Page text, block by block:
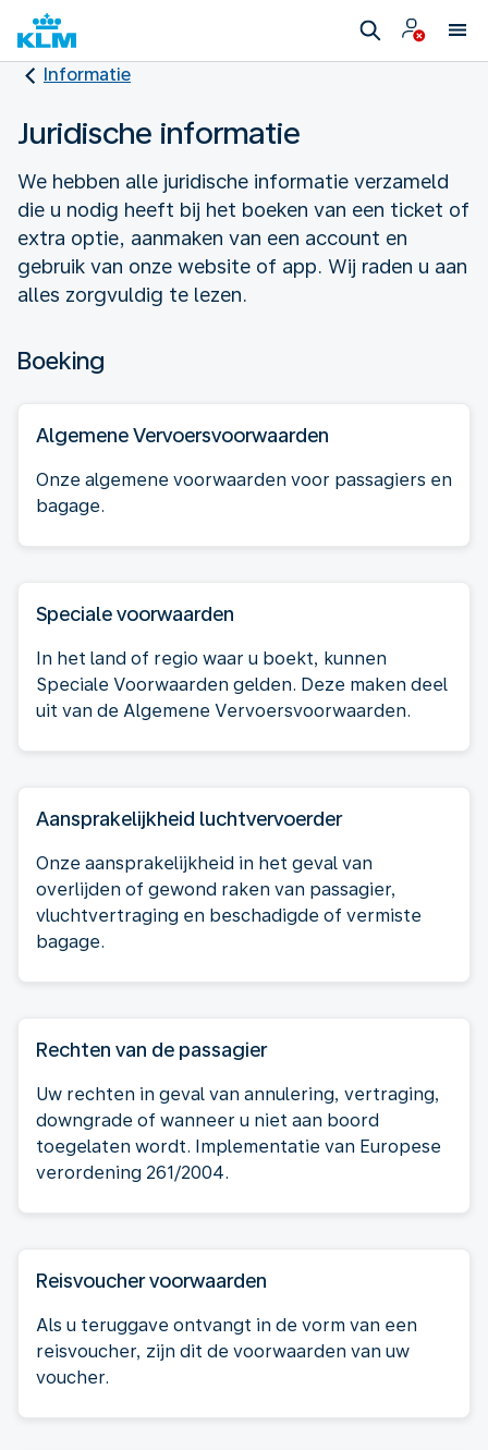
Informatie
Juridische informatie
We hebben alle juridische informatie verzameld
die u nodig heeft bij het boeken van een ticket of
extra optie, aanmaken van een account en
gebruik van onze website of app. Wij raden u aan
alles zorgvuldig te lezen.
Boeking
Algemene Vervoersvoorwaarden
Onze algemene voorwaarden voor passagiers en
bagage.
Speciale voorwaarden
In het land of regio waar u boekt, kunnen
Speciale Voorwaarden gelden. Deze maken deel
uit van de Algemene Vervoersvoorwaarden.
Aansprakelijkheid luchtvervoerder
Onze aansprakelijkheid in het geval van
overlijden of gewond raken van passagier,
vluchtvertraging en beschadigde of vermiste
bagage.
Rechten van de passagier
Uw rechten in geval van annulering, vertraging,
downgrade of wanneer u niet aan boord
toegelaten wordt. Implementatie van Europese
verordening 261/2004.
Reisvoucher voorwaarden
Als u teruggave ontvangt in de vorm van een
reisvoucher, zijn dit de voorwaarden van uw
voucher.